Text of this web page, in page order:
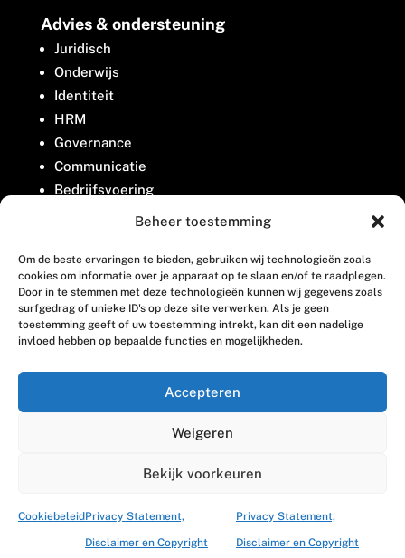
Beheer toestemming
Om de beste ervaringen te bieden, gebruiken wij technologieën zoals
cookies om informatie over je apparaat op te slaan en/of te raadplegen.
Door in te stemmen met deze technologieën kunnen wij gegevens zoals
surfgedrag of unieke ID's op deze site verwerken. Als je geen
toestemming geeft of uw toestemming intrekt, kan dit een nadelige
invloed hebben op bepaalde functies en mogelijkheden.
Accepteren
Weigeren
Bekijk voorkeuren
CookiebeleidPrivacy Statement,
Disclaimer en Copyright
Privacy Statement,
Disclaimer en Copyright
Advies & ondersteuning
Juridisch
Onderwijs
Identiteit
HRM
Governance
Communicatie
Bedrijfsvoering
Belangenbehartiging
Contact
Houttuinlaan 8
3447 GM Woerden